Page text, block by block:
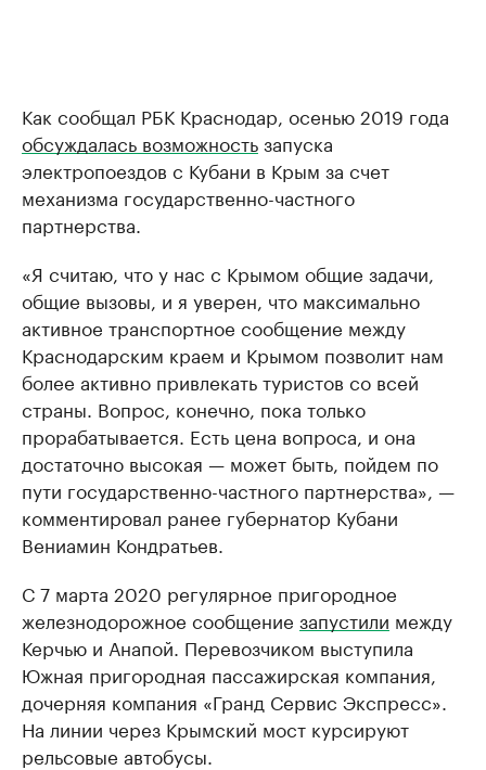
Как сообщал РБК Краснодар, осенью 2019 года
обсуждалась возможностьзапуска
электропоездов с Кубани в Крым за счет
механизма государственно-частного
партнерства.
«Я считаю, что у нас с Крымом общие задачи,
общие вызовы, и я уверен, что максимально
активное транспортное сообщение между
Краснодарским краем и Крымом позволит нам
более активно привлекать туристов со всей
страны. Вопрос, конечно, пока только
прорабатывается. Есть цена вопроса, и она
достаточно высокая — может быть, пойдем по
пути государственно-частного партнерства», —
комментировал ранее губернатор Кубани
Вениамин Кондратьев.
С 7 марта 2020 регулярное пригородное
железнодорожное сообщение запустили между
Керчью и Анапой. Перевозчиком выступила
Южная пригородная пассажирская компания,
дочерняя компания «Гранд Сервис Экспресс».
На линии через Крымский мост курсируют
рельсовые автобусы.